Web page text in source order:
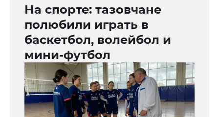
На спорте: тазовчане
полюбили играть в
баскетбол, волейбол и
мини-футбол